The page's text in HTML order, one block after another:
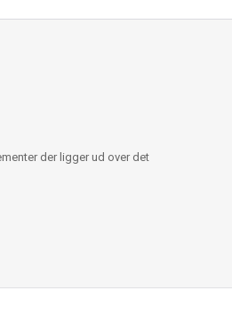
der ligger ud over det